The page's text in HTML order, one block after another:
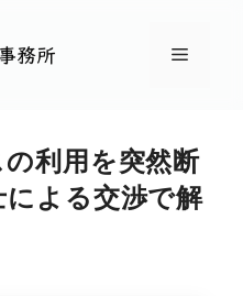
メ
ュ
利用を突然断
よる交渉で解